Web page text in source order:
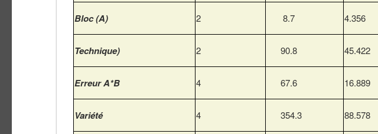
Bloc (A) 2 8.7 4.356
Technique) 2 90.8 45.422
Erreur A*B 4 67.6 16.889
Variété 4 354.3 88.578